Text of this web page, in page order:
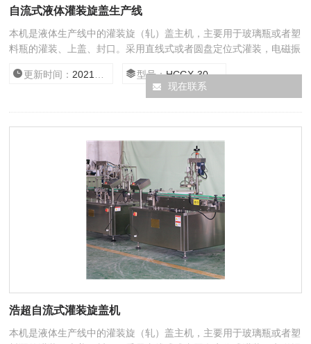
自流式液体灌装旋盖生产线
本机是液体生产线中的灌装旋（轧）盖主机，主要用于玻璃瓶或者塑
料瓶的灌装、上盖、封口。采用直线式或者圆盘定位式灌装，电磁振
（轧）盖合二为一，结构紧凑，符合GMP标准。
更新时间： 2021/1/21 15:42:49 型号：HCGX-30/500
现在联系
浩超自流式灌装旋盖机
本机是液体生产线中的灌装旋（轧）盖主机，主要用于玻璃瓶或者塑